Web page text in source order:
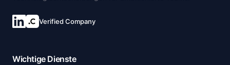
Verified Company
Wichtige Dienste